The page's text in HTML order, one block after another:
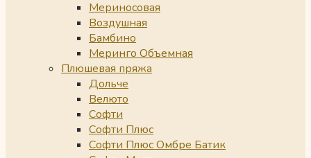
Мериносовая
Воздушная
Бамбино
Меринго Объемная
Плюшевая пряжа
Дольче
Велюто
Софти
Софти Плюс
Софти Плюс Омбре Батик